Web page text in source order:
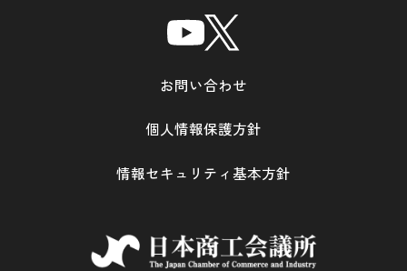
お問い合わせ
個人情報保護方針
情報セキュリティ基本方針